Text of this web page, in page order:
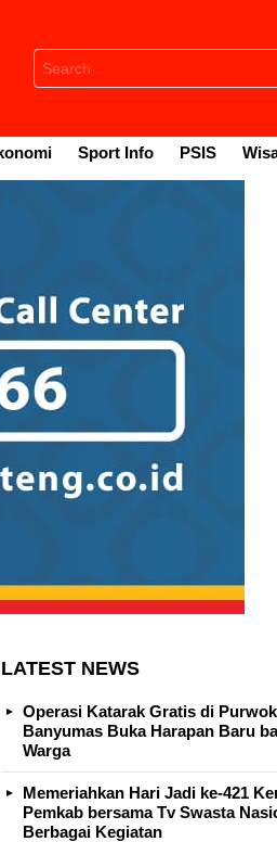
Search
for:
Sport Info PSIS
LATEST NEWS
Operasi Katarak Gratis di
Banyumas Buka Harapan Baru
Warga
Memeriahkan Hari Jadi ke-421
Pemkab bersama Tv Swasta
Berbagai Kegiatan